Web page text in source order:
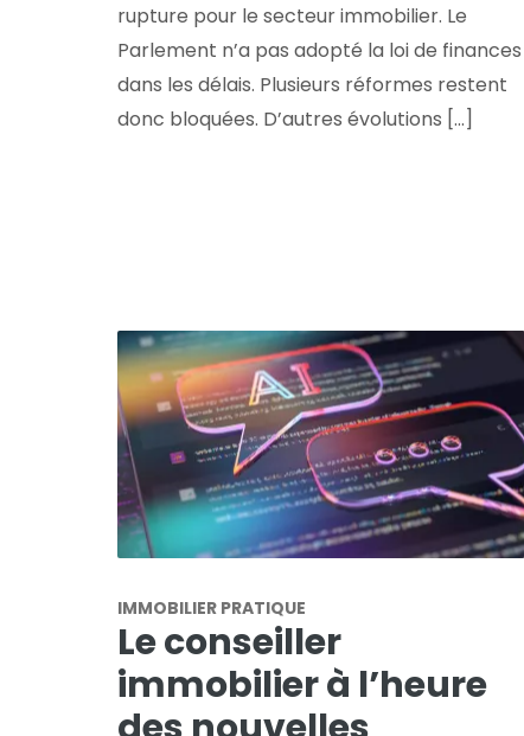
rupture pour le secteur immobilier. Le
Parlement n’a pas adopté la loi de finances
dans les délais. Plusieurs réformes restent
donc bloquées. D’autres évolutions [...]
IMMOBILIER PRATIQUE
Le conseiller
immobilier à l’heure